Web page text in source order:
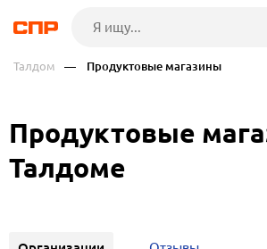
Талдом — Продуктовые магазины
Продуктовые
Талдоме